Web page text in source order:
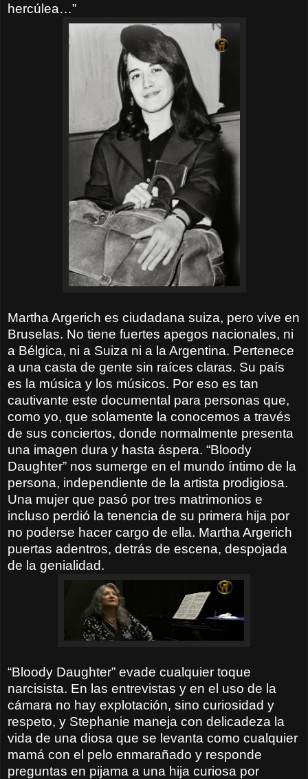
hercúlea…”
Martha Argerich es ciudadana suiza, pero vive en
Bruselas. No tiene fuertes apegos nacionales, ni
a Bélgica, ni a Suiza ni a la Argentina. Pertenece
a una casta de gente sin raíces claras. Su país
es la música y los músicos. Por eso es tan
cautivante este documental para personas que,
como yo, que solamente la conocemos a través
de sus conciertos, donde normalmente presenta
una imagen dura y hasta áspera. “Bloody
Daughter” nos sumerge en el mundo íntimo de la
persona, independiente de la artista prodigiosa.
Una mujer que pasó por tres matrimonios e
incluso perdió la tenencia de su primera hija por
no poderse hacer cargo de ella. Martha Argerich
puertas adentros, detrás de escena, despojada
de la genialidad.
“Bloody Daughter” evade cualquier toque
narcisista. En las entrevistas y en el uso de la
cámara no hay explotación, sino curiosidad y
respeto, y Stephanie maneja con delicadeza la
vida de una diosa que se levanta como cualquier
mamá con el pelo enmarañado y responde
preguntas en pijama a una hija curiosa por